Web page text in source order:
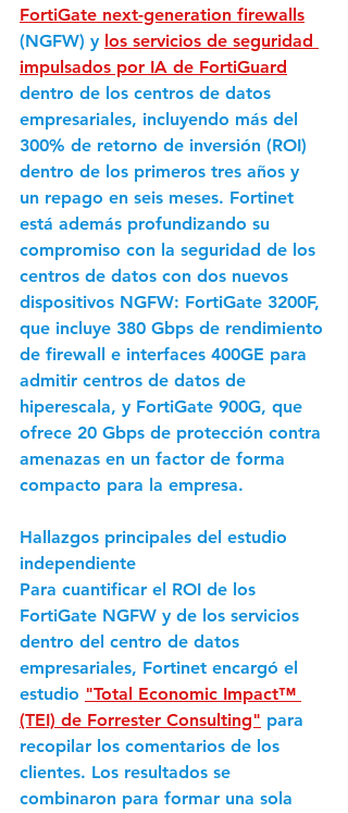
FortiGate next-generation firewalls
(NGFW) y los servicios de seguridad
impulsados por IA de FortiGuard
dentro de los centros de datos
empresariales, incluyendo más del
300% de retorno de inversión (ROI)
dentro de los primeros tres años y
un repago en seis meses. Fortinet
está además profundizando su
compromiso con la seguridad de los
centros de datos con dos nuevos
dispositivos NGFW: FortiGate 3200F,
que incluye 380 Gbps de rendimiento
de firewall e interfaces 400GE para
admitir centros de datos de
hiperescala, y FortiGate 900G, que
ofrece 20 Gbps de protección contra
amenazas en un factor de forma
compacto para la empresa.
Hallazgos principales del estudio
independiente
Para cuantificar el ROI de los
FortiGate NGFW y de los servicios
dentro del centro de datos
empresariales, Fortinet encargó el
estudio "Total Economic Impact™
(TEI) de Forrester Consulting" para
recopilar los comentarios de los
clientes. Los resultados se
combinaron para formar una sola